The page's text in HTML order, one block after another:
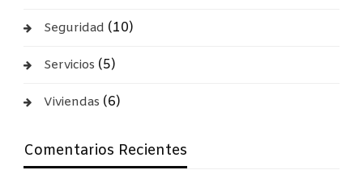
Seguridad (10)
Servicios (5)
Viviendas (6)
Comentarios Recientes